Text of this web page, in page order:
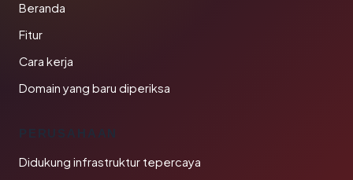
Beranda
Fitur
Cara kerja
Domain yang baru diperiksa
PERUSAHAAN
Didukung infrastruktur tepercaya